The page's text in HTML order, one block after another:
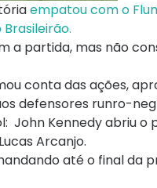
empatou com o
partida, mas não
conta das ações,
defensores runro-
John Kennedy abriu
Arcanjo.
até o final da